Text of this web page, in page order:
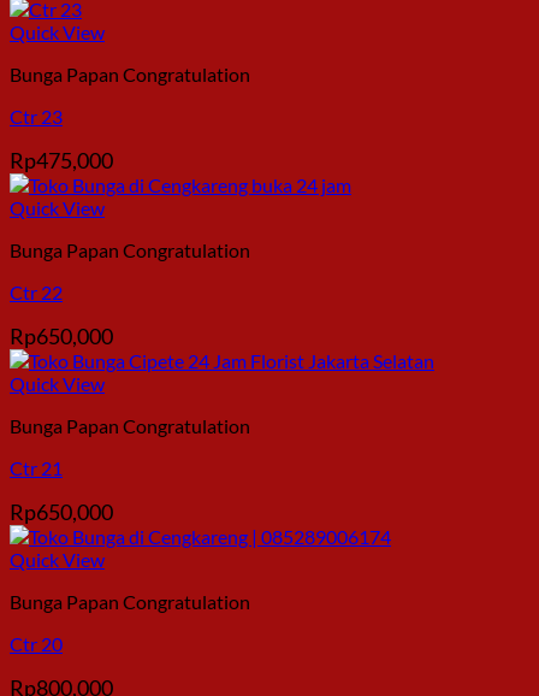
Quick View
Bunga Papan Congratulation
Ctr 23
Rp475,000
Quick View
Bunga Papan Congratulation
Ctr 22
Rp650,000
Quick View
Bunga Papan Congratulation
Ctr 21
Rp650,000
Quick View
Bunga Papan Congratulation
Ctr 20
Rp800,000